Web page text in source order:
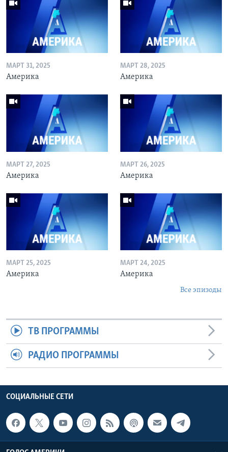
МАРТ 31, 2025
Америка
МАРТ 28, 2025
Америка
МАРТ 27, 2025
Америка
МАРТ 26, 2025
Америка
МАРТ 25, 2025
Америка
МАРТ 24, 2025
Америка
Все эпизоды
ТВ ПРОГРАММЫ
РАДИО ПРОГРАММЫ
СОЦИАЛЬНЫЕ СЕТИ